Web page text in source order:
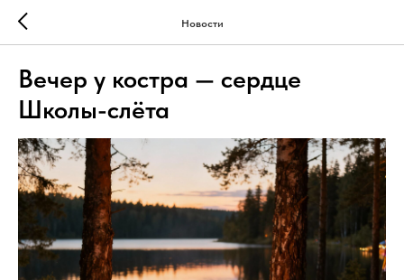
Новости
Вечер у костра — сердце
Школы-слёта